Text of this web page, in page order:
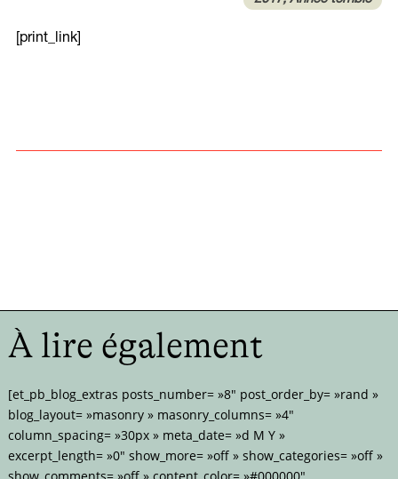
[print_link]
À lire également
[et_pb_blog_extras posts_number= »8″ post_order_by= »rand »
blog_layout= »masonry » masonry_columns= »4″
column_spacing= »30px » meta_date= »d M Y »
excerpt_length= »0″ show_more= »off » show_categories= »off »